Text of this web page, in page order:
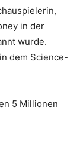
in der
wurde.
dem Science-
5 Millionen